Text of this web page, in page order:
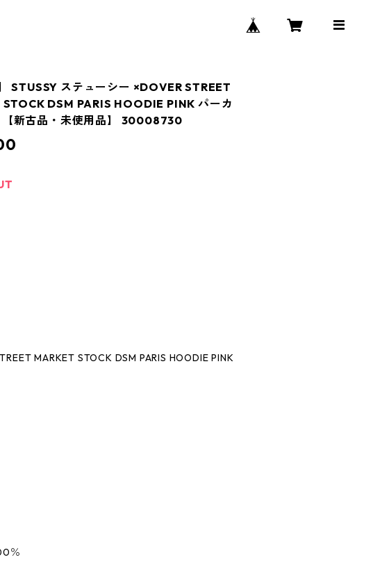
STUSSY ステューシー ×DOVER STREET
DSM PARIS HOODIE PINK パーカ
【新古品・未使用品】 30008730
MARKET STOCK DSM PARIS HOODIE PINK
％